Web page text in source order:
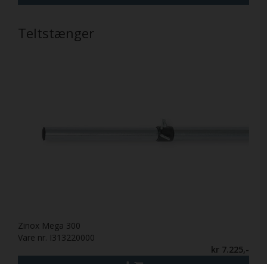
Teltstænger
Zinox Mega 300
Vare nr. I313220000
kr 7.225,-